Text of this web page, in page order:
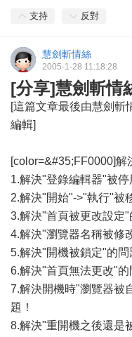
支持 反對
慧劍斬情絲
2005-1-28 11:18:28
[分享]慧劍斬情
[這篇文章最後由慧劍斬
編輯]
[color=&#35;FF0000]
1.解決"登錄編輯器"被停
2.解決"開始"->"執行"被
3.解決"首頁被更改設定"
4.解決"瀏覽器名稱被修
5.解決"開機被鎖定"的問
6.解決"首頁無法更改"的
7.解決開機時"瀏覽器被
題！
8.解決"重開機之後還是